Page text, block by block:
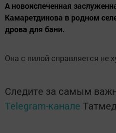
А новоиспеченная
Камаретдинова в родном
дрова для бани.
Она с пилой справляется не
Следите за самым
Telegram-канале